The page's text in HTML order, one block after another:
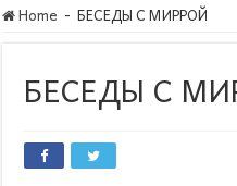
Home - БЕСЕДЫ С МИРРОЙ
БЕСЕДЫ С